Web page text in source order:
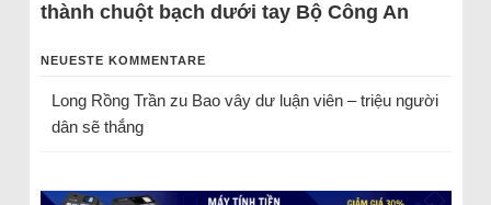
thành chuột bạch dưới tay Bộ Công An
NEUESTE KOMMENTARE
Long Rồng Trầnzu Bao vây dư luận viên – triệu người
dân sẽ thắng